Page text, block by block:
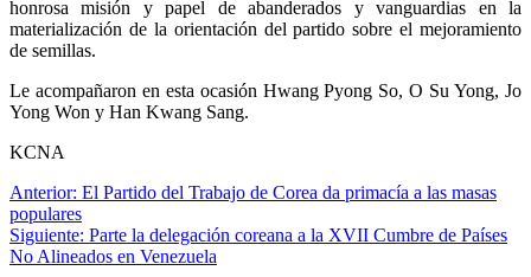
honrosa misión y papel de abanderados y vanguardias en la
materialización de la orientación del partido sobre el mejoramiento
de semillas.
Le acompañaron en esta ocasión Hwang Pyong So, O Su Yong, Jo
Yong Won y Han Kwang Sang.
KCNA
Navegación
de
entradas
Anterior: El Partido del Trabajo de Corea da primacía a las masas
populares
Siguiente: Parte la delegación coreana a la XVII Cumbre de Países
No Alineados en Venezuela